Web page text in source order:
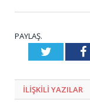
PAYLAŞ.
Twitter
ILIŞKILI YAZILAR